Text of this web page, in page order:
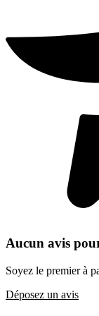
Aucun avis
Soyez le premier à
Déposez un avis